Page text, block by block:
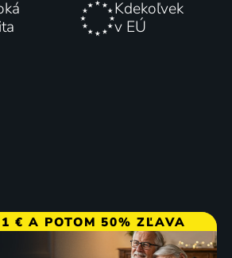
Kdekoľvek
v EÚ
€ A POTOM 50% ZĽAVA